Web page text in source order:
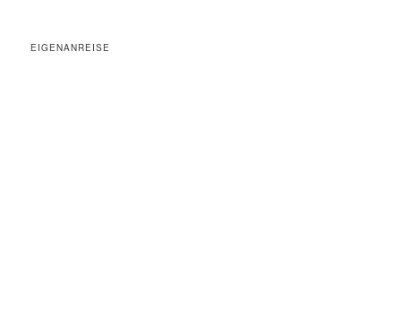
EIGENANREISE